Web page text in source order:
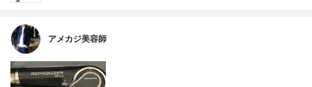
アメカジ美容師